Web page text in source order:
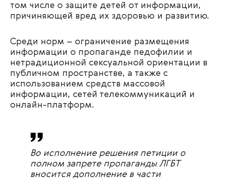
том числе о защите детей от информации,
причиняющей вред их здоровью и развитию.
Среди норм – ограничение размещения
информации о пропаганде педофилии и
нетрадиционной сексуальной ориентации в
публичном пространстве, а также с
использованием средств массовой
информации, сетей телекоммуникаций и
онлайн-платформ.
Во исполнение решения петиции о
полном запрете пропаганды ЛГБТ
вносится дополнение в части